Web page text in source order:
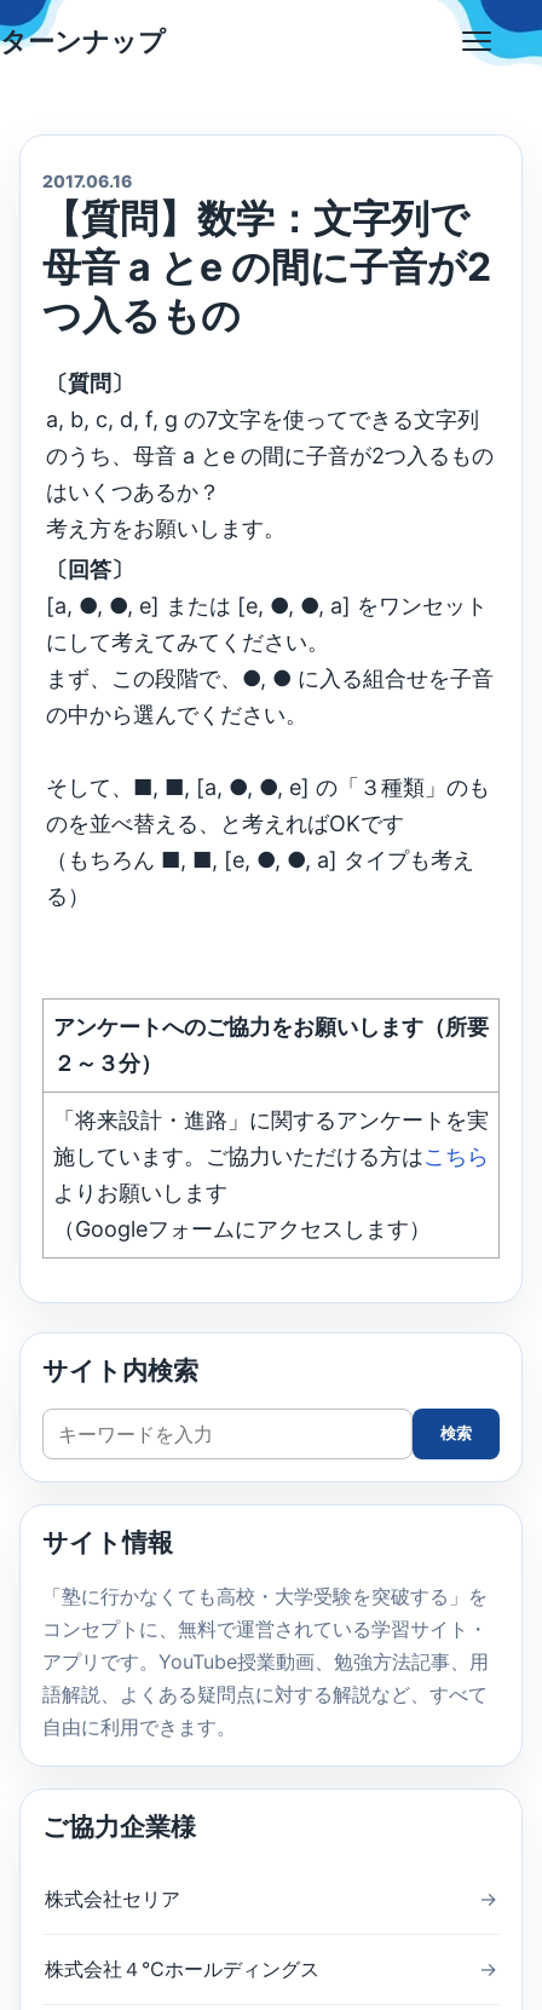
Skip
to
ターンナップ
2017.06.16
【質問】数学：文字列で
母音 a とe の間に子音が2
つ入るもの
〔質問〕
a, b, c, d, f, g の7文字を使ってできる文字列
のうち、母音 a とe の間に子音が2つ入るもの
はいくつあるか？
考え方をお願いします。
〔回答〕
[a, ●, ●, e] または [e, ●, ●, a] をワンセット
にして考えてみてください。
まず、この段階で、●, ● に入る組合せを子音
の中から選んでください。
そして、■, ■, [a, ●, ●, e] の「３種類」のも
のを並べ替える、と考えればOKです
（もちろん ■, ■, [e, ●, ●, a] タイプも考え
る）
アンケートへのご協力をお願いします（所要
２～３分）
「将来設計・進路」に関するアンケートを実
施しています。ご協力いただける方はこちら
よりお願いします
（Googleフォームにアクセスします）
サイト内検索
サ
イ
ト
検
索
検索
サイト情報
「塾に行かなくても高校・大学受験を突破する」を
コンセプトに、無料で運営されている学習サイト・
アプリです。YouTube授業動画、勉強方法記事、用
語解説、よくある疑問点に対する解説など、すべて
自由に利用できます。
ご協力企業様
株式会社セリア →
株式会社４℃ホールディングス →